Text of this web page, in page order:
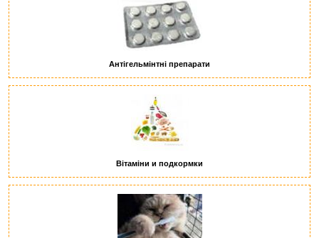
Антігельмінтні препарати
Вітаміни и подкормки